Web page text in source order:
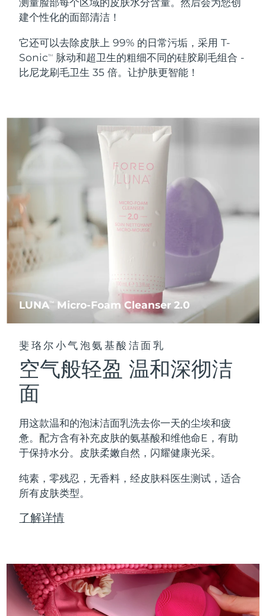
建个性化的面部清洁！
它还可以去除皮肤上 99% 的日常污垢，采用 T-
SonicTM
脉动和超卫生的粗细不同的硅胶刷毛组合 -
比尼龙刷毛卫生 35 倍。让护肤更智能！
LUNATM Micro-Foam Cleanser 2.0
斐珞尔小气泡氨基酸洁面乳
空气般轻盈 温和深彻洁
面
用这款温和的泡沫洁面乳洗去你一天的尘埃和疲
惫。配方含有补充皮肤的氨基酸和维他命E，有助
于保持水分。皮肤柔嫩自然，闪耀健康光采。
纯素，零残忍，无香料，经皮肤科医生测试，适合
所有皮肤类型。
了解详情
LUNA™ 4 套装
Anti-aging massage
LUNA™ 4 Plus
LUNA™ 4 Men
For men, anti-aging massage
LUNA™ 4 mini
For young skin, T-zone
LUNA™ 4 go
LUNA™ 护肤
Premium cleansers & balm
LUNA™ 设备
All facial cleansing devices
BEAR™ 2 套装
Microcurrent toning
BEAR™ 2 go
BEAR™ 2 eyes & lips
Microcurrent line smoothing device
面部提拉护理
Premium anti-aging skincare
BEAR™ 设备
补水保湿
UFO™ 3 套装
UFO™ 3 LED
Near-infrared and red light therapy
UFO™ 3 mini
Red light therapy device for young skin
Portable red light therapy
面膜
UFO™ 设备
口腔护理
issa™ 4
issa™ 4 plus
Smart hybrid silicone sonic toothbrush
issa™ 4 smile
Hybrid silicone sonic toothbrush
For ages 0-3
issa™ Teeth Whitening Set
ISSA™ 设备
抗老
FAQ™ 101
Clinical anti-aging
FAQ™ 102
FAQ™ 103
Luxurious clinical anti-aging set
FAQ™ P1 Primer
Manuka honey primer
FAQ™护肤品
All FAQ™ skincare
FAQ™产品
All anti-aging treatments
LED治疗
NEW
FAQ™ 201
FAQ™ 202
FAQ™ 211
Anti-aging neck & décolleté LED mask
FAQ™ 221
Anti-aging LED hand mask
FAQ™护肤品
All FAQ™ skincare
FAQ™产品
All LED treatments
生发
LED hair strengthening scalp massager
FAQ™ Scalp Serum
FAQ™护肤品
FAQ™产品
All hair treatments
肌肤年轻化
Full-Spectrum Red Light Therapy
FAQ™ 502
FAQ™ Red Light Serum
FAQ™ skincare
All FAQ™ skincare
FAQ™ products
保健品
NEW
专业治疗
PEACH™ 2 Pro Max
Professional IPL hair removal device
PEACH™ 2
Travel-friendly IPL hair removal
BEAR™ 2 body
Microcurrent body toning
LUNA™ 4 body
Firming body serum
痘肌护理
ESPADA™ 2
Acne treatment device
眼部护理
IRIS™ 2
Rejuvenating eye massager
KIWI™ derma
Diamond microdermabrasion .
LUNA™ 4 hair
2-in-1 LED scalp massager
NEW
百慕大
波斯尼亚和黑塞哥维那 预计送达日期 8/12/26
文莱 预计送达日期
加拿大 预计送达日期
智利
中国 预计送达日期
哥伦比亚 8/13/26
克罗地亚 预计送达日期8/9/26
塞浦路斯 预计送达日期
捷克 预计送达日期8/9/26
丹麦 预计送达日期8/9/26
爱沙尼亚
芬兰 预计送达日期8/9/26
法属波利尼西亚 预计送达日期 8/13/26
直布罗陀
希腊
匈牙利 预计送达日期 8/9/26
冰岛 预计送达日期8/10/26